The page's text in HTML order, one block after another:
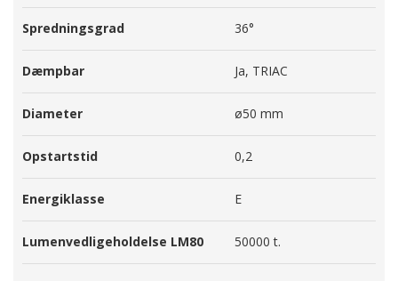
Spredningsgrad 36°
Dæmpbar Ja, TRIAC
Diameter ø50 mm
Opstartstid 0,2
Energiklasse E
Lumenvedligeholdelse LM80 50000 t.